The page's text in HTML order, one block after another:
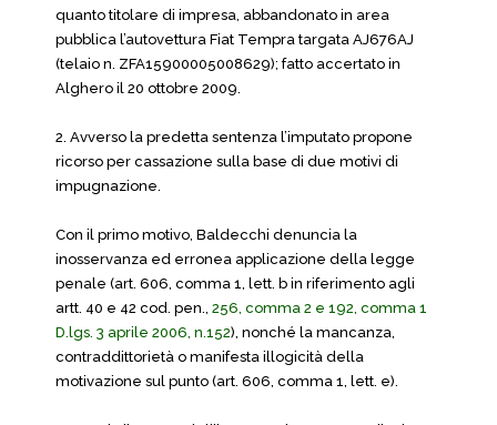
quanto titolare di impresa, abbandonato in area
pubblica l’autovettura Fiat Tempra targata AJ676AJ
(telaio n. ZFA15900005008629); fatto accertato in
Alghero il 20 ottobre 2009.
2. Avverso la predetta sentenza l’imputato propone
ricorso per cassazione sulla base di due motivi di
impugnazione.
Con il primo motivo, Baldecchi denuncia la
inosservanza ed erronea applicazione della legge
penale (art. 606, comma 1, lett. b in riferimento agli
artt. 40 e 42 cod. pen., 256, comma 2 e 192, comma 1
D.lgs. 3 aprile 2006, n.152), nonché la mancanza,
contraddittorietà o manifesta illogicità della
motivazione sul punto (art. 606, comma 1, lett. e).